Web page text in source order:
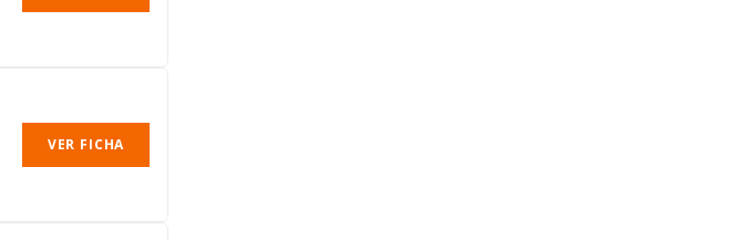
VER FICHA